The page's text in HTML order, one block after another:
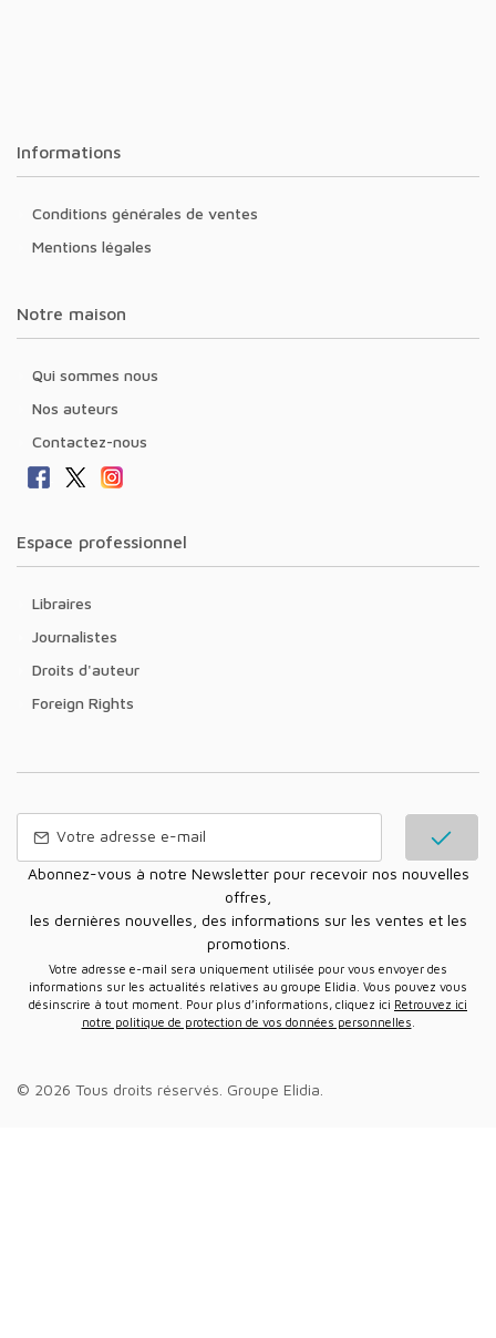
Informations
Conditions générales de ventes
Mentions légales
Notre maison
Qui sommes nous
Nos auteurs
Contactez-nous
Espace professionnel
Libraires
Journalistes
Droits d'auteur
Foreign Rights
Abonnez-vous à notre Newsletter pour recevoir nos nouvelles
offres,
les dernières nouvelles, des informations sur les ventes et les
promotions.
Votre adresse e-mail sera uniquement utilisée pour vous envoyer des
informations sur les actualités relatives au groupe Elidia. Vous pouvez vous
désinscrire à tout moment. Pour plus d’informations, cliquez ici Retrouvez ici
notre politique de protection de vos données personnelles
© 2026 Tous droits réservés. Groupe Elidia